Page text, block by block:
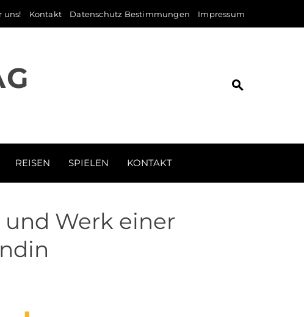
uns! Kontakt Datenschutz Bestimmungen Impressum
REISEN SPIELEN KONTAKT
und Werk einer